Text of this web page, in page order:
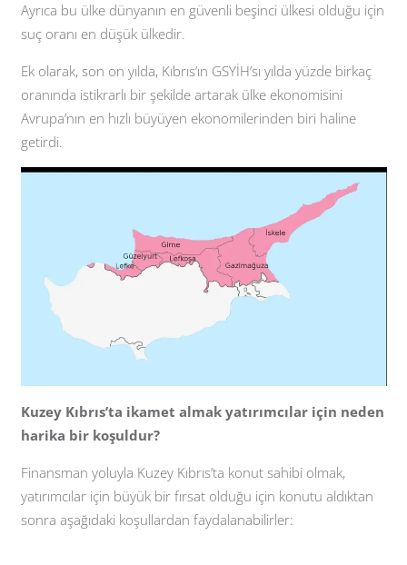
Ayrıca bu ülke dünyanın en güvenli beşinci ülkesi olduğu için
suç oranı en düşük ülkedir.
Ek olarak, son on yılda, Kıbrıs’ın GSYİH’sı yılda yüzde birkaç
oranında istikrarlı bir şekilde artarak ülke ekonomisini
Avrupa’nın en hızlı büyüyen ekonomilerinden biri haline
getirdi.
Kuzey Kıbrıs’ta ikamet almak yatırımcılar için neden
harika bir koşuldur?
Finansman yoluyla Kuzey Kıbrıs’ta konut sahibi olmak,
yatırımcılar için büyük bir fırsat olduğu için konutu aldıktan
sonra aşağıdaki koşullardan faydalanabilirler: